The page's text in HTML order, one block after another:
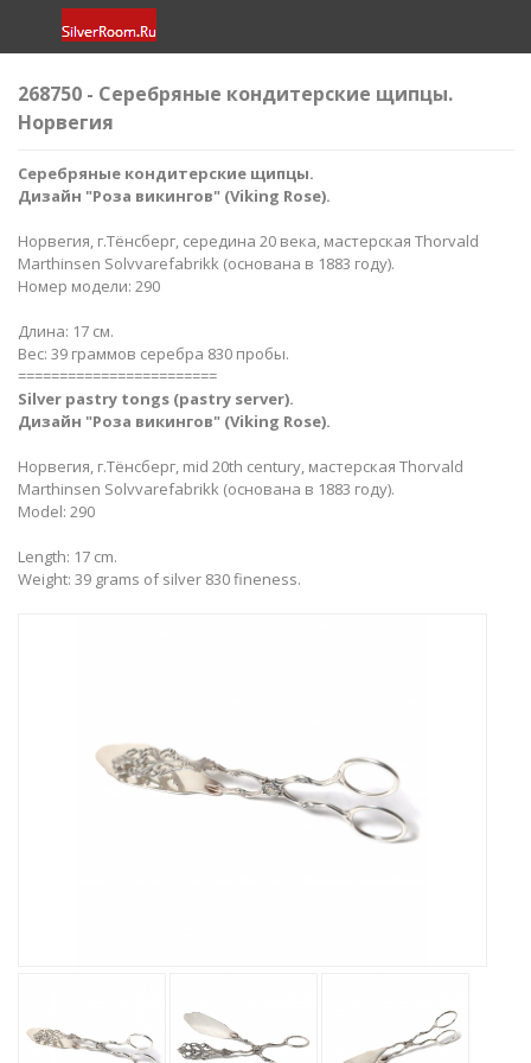
268750 - Серебряные кондитерские щипцы.
Норвегия
Серебряные кондитерские щипцы.
Дизайн "Роза викингов" (Viking Rose).​
Норвегия, г.Тёнсберг, середина 20 века, мастерская Thorvald
Marthinsen Solvvarefabrikk (основана в 1883 году).
Номер модели: 290
Длина: 17 см.
Вес: 39 граммов серебра 830 пробы.
========================
Silver pastry tongs (pastry server).
Дизайн "Роза викингов" (Viking Rose).​
Норвегия, г.Тёнсберг, mid 20th century, мастерская Thorvald
Marthinsen Solvvarefabrikk (основана в 1883 году).
Model: 290
Length: 17 cm.
Weight: 39 grams of silver 830 fineness.